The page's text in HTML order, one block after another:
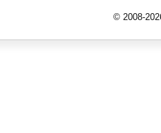
© 2008-